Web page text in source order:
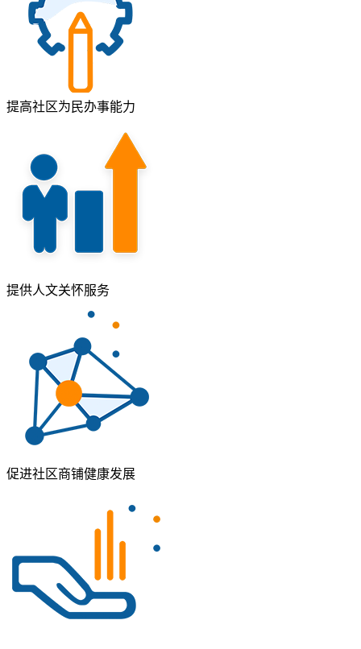
提高社区为民办事能力
提供人文关怀服务
促进社区商铺健康发展